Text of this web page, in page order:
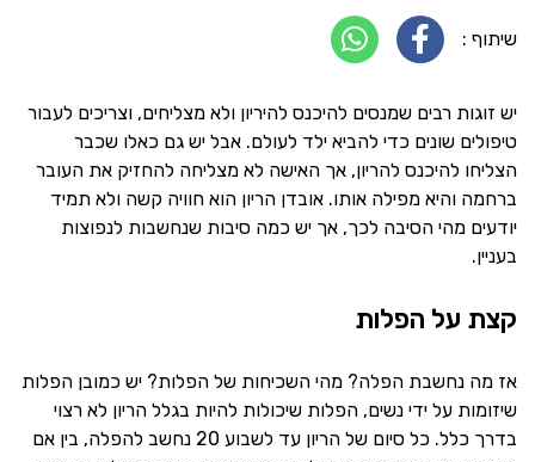
שיתוף :
יש זוגות רבים שמנסים להיכנס להיריון ולא מצליחים, וצריכים לעבור
טיפולים שונים כדי להביא ילד לעולם. אבל יש גם כאלו שכבר
הצליחו להיכנס להריון, אך האישה לא מצליחה להחזיק את העובר
ברחמה והיא מפילה אותו. אובדן הריון הוא חוויה קשה ולא תמיד
יודעים מהי הסיבה לכך, אך יש כמה סיבות שנחשבות לנפוצות
בעניין.
קצת על הפלות
אז מה נחשבת הפלה? מהי השכיחות של הפלות? יש כמובן הפלות
שיזומות על ידי נשים, הפלות שיכולות להיות בגלל הריון לא רצוי
בדרך כלל. כל סיום של הריון עד לשבוע 20 נחשב להפלה, בין אם